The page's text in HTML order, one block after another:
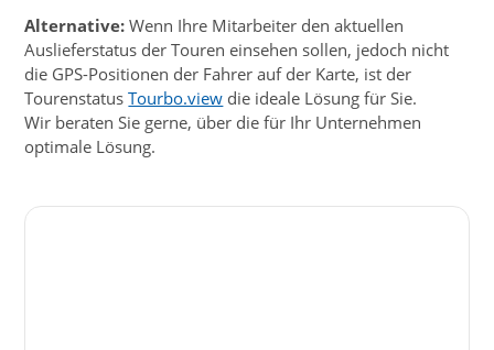
Alternative: Wenn Ihre Mitarbeiter den aktuellen
Auslieferstatus der Touren einsehen sollen, jedoch nicht
die GPS-Positionen der Fahrer auf der Karte, ist der
TourenstatusTourbo.view die ideale Lösung für Sie.
Wir beraten Sie gerne, über die für Ihr Unternehmen
optimale Lösung.